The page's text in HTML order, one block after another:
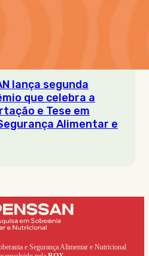
lança segunda
que celebra a
e Tese em
Alimentar e
e Segurança Alimentar e Nutricional